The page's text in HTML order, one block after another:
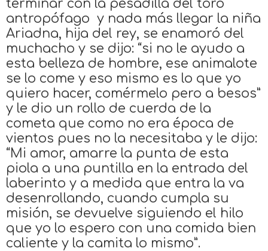
terminar con la pesadilla del toro
antropófago y nada más llegar la niña
Ariadna, hija del rey, se enamoró del
muchacho y se dijo: “si no le ayudo a
esta belleza de hombre, ese animalote
se lo come y eso mismo es lo que yo
quiero hacer, comérmelo pero a besos”
y le dio un rollo de cuerda de la
cometa que como no era época de
vientos pues no la necesitaba y le dijo:
“Mi amor, amarre la punta de esta
piola a una puntilla en la entrada del
laberinto y a medida que entra la va
desenrollando, cuando cumpla su
misión, se devuelve siguiendo el hilo
que yo lo espero con una comida bien
caliente y la camita lo mismo”.